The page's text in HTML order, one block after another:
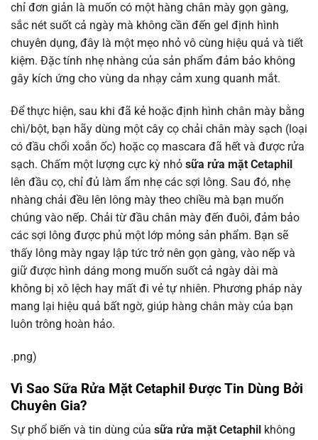
chỉ đơn giản là muốn có một hàng chân mày gọn gàng,
sắc nét suốt cả ngày mà không cần đến gel định hình
chuyên dụng, đây là một mẹo nhỏ vô cùng hiệu quả và tiết
kiệm. Đặc tính nhẹ nhàng của sản phẩm đảm bảo không
gây kích ứng cho vùng da nhạy cảm xung quanh mắt.
Để thực hiện, sau khi đã kẻ hoặc định hình chân mày bằng
chì/bột, bạn hãy dùng một cây cọ chải chân mày sạch (loại
có đầu chổi xoắn ốc) hoặc cọ mascara đã hết và được rửa
sạch. Chấm một lượng cực kỳ nhỏ sữa rửa mặt Cetaphil
lên đầu cọ, chỉ đủ làm ẩm nhẹ các sợi lông. Sau đó, nhẹ
nhàng chải đều lên lông mày theo chiều mà bạn muốn
chúng vào nếp. Chải từ đầu chân mày đến đuôi, đảm bảo
các sợi lông được phủ một lớp mỏng sản phẩm. Bạn sẽ
thấy lông mày ngay lập tức trở nên gọn gàng, vào nếp và
giữ được hình dáng mong muốn suốt cả ngày dài mà
không bị xô lệch hay mất đi vẻ tự nhiên. Phương pháp này
mang lại hiệu quả bất ngờ, giúp hàng chân mày của bạn
luôn trông hoàn hảo.
.png)
Vì Sao Sữa Rửa Mặt Cetaphil Được Tin Dùng Bởi
Chuyên Gia?
Sự phổ biến và tin dùng của sữa rửa mặt Cetaphil không